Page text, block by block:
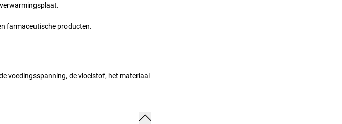
farmaceutische producten.
voedingsspanning, de vloeistof, het materiaal